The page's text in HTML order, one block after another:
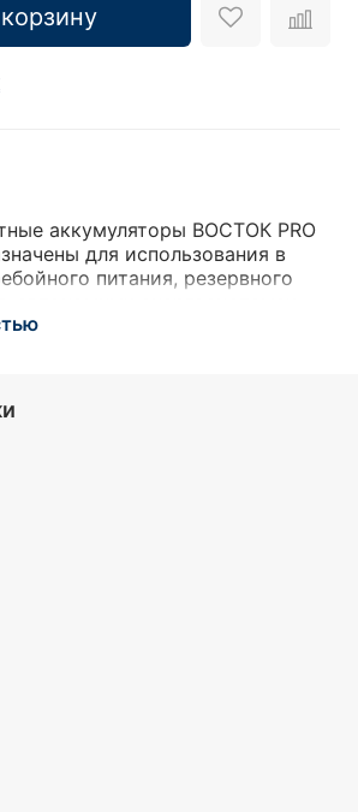
аккумуляторы ВОСТОК PRO
для использования в
питания, резервного
автономных энергосистемах.
технологии (электролит,
Обладают высокими
благодаря использованию в
и намазной пасты
старения.